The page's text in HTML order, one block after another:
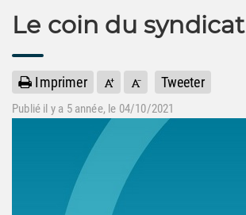
Le coin du syndicat
Imprimer Tweeter
Publié il y a 5 année, le 04/10/2021